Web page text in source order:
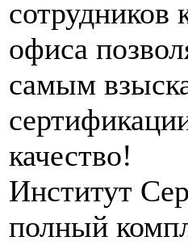
офиса
самым
качество!
Институт
полный